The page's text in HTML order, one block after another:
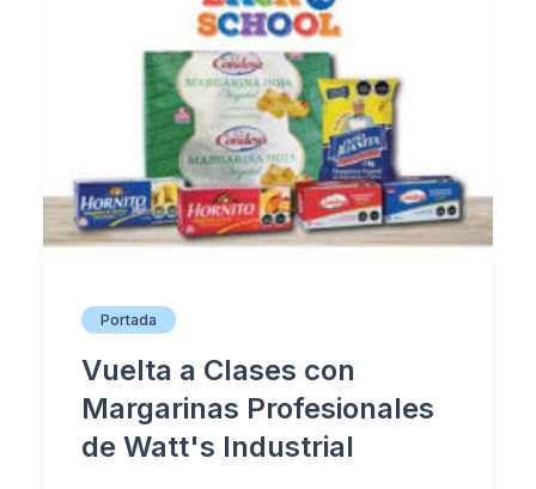
Portada
Vuelta a Clases con
Margarinas Profesionales
de Watt's Industrial